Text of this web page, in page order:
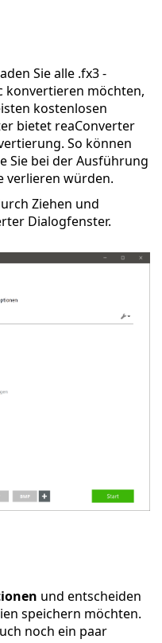
Sie alle .fx3 -
konvertieren möchten,
kostenlosen
bietet reaConverter
So können
Sie bei der Ausführung
verlieren würden.
Ziehen und
Dialogfenster.
und entscheiden
speichern möchten.
noch ein paar